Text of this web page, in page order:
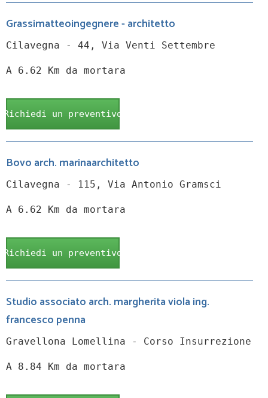
Grassimatteoingegnere - architetto
Cilavegna - 44, Via Venti Settembre
A 6.62 Km da mortara
Richiedi un preventivo
Bovo arch. marinaarchitetto
Cilavegna - 115, Via Antonio Gramsci
A 6.62 Km da mortara
Richiedi un preventivo
Studio associato arch. margherita viola ing.
francesco penna
Gravellona Lomellina - Corso Insurrezione
A 8.84 Km da mortara